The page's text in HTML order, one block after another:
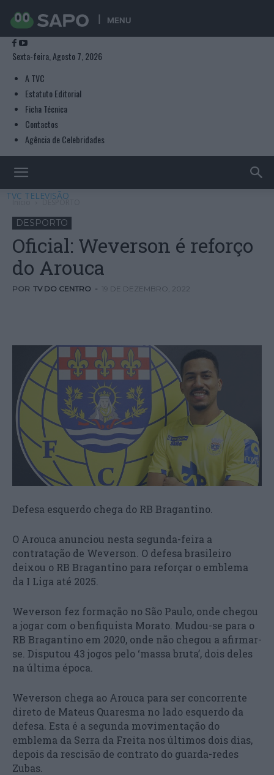
MENU
Sexta-feira, Agosto 7, 2026
A TVC
Estatuto Editorial
Ficha Técnica
Contactos
Agência de Celebridades
TVC TELEVISÃO
Início DESPORTO
DESPORTO
Oficial: Weverson é reforço
do Arouca
POR TV DO CENTRO - 19 DE DEZEMBRO, 2022
Defesa esquerdo chega do RB Bragantino.
O Arouca anunciou nesta segunda-feira a
contratação de Weverson. O defesa brasileiro
deixou o RB Bragantino para reforçar o emblema
da I Liga até 2025.
Weverson fez formação no São Paulo, onde chegou
a jogar com o benfiquista Morato. Mudou-se para o
RB Bragantino em 2020, onde não chegou a afirmar-
se. Disputou 43 jogos pelo ‘massa bruta’, dois deles
na última época.
Weverson chega ao Arouca para ser concorrente
direto de Mateus Quaresma no lado esquerdo da
defesa. Esta é a segunda movimentação do
emblema da Serra da Freita nos últimos dois dias,
depois da rescisão de contrato do guarda-redes
Zubas.